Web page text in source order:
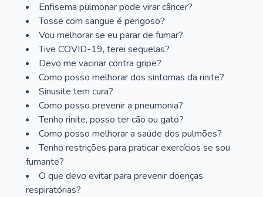
Enfisema pulmonar pode virar câncer?
Tosse com sangue é perigoso?
Vou melhorar se eu parar de fumar?
Tive COVID-19, terei sequelas?
Devo me vacinar contra gripe?
Como posso melhorar dos sintomas da rinite?
Sinusite tem cura?
Como posso prevenir a pneumonia?
Tenho rinite, posso ter cão ou gato?
Como posso melhorar a saúde dos pulmões?
Tenho restrições para praticar exercícios se sou
fumante?
O que devo evitar para prevenir doenças
respiratórias?